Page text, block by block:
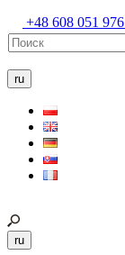
+48 608 051 976
ru
ru